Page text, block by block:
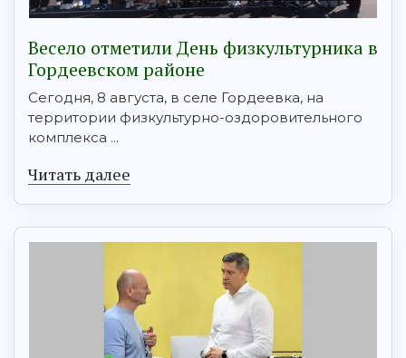
Весело отметили День физкультурника в
Гордеевском районе
Сегодня, 8 августа, в селе Гордеевка, на
территории физкультурно-оздоровительного
комплекса ...
Читать далее